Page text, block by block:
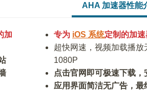
加
AHA 加速器性能
专为 iOS 系统定制的加速
超快网速，视频加载播放
1080P
点击官网即可极速下载，
应用界面简洁无广告，最